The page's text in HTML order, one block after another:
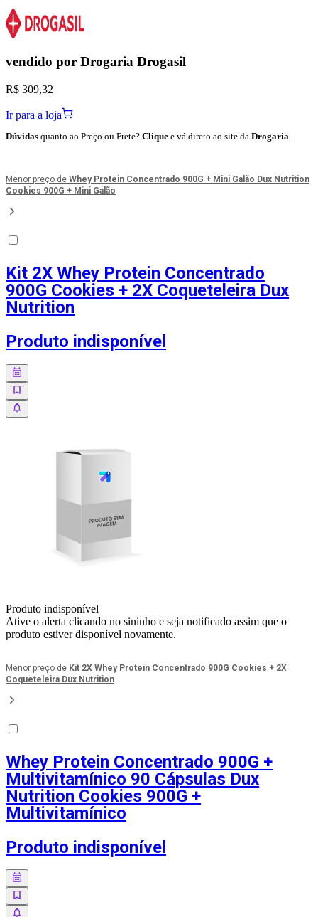
vendido por Drogaria Drogasil
R$ 309,32
Ir para a loja
Dúvidas quanto ao Preço ou Frete? Clique e vá direto ao site da Drogaria.
Menor preço de Whey Protein Concentrado 900G + Mini Galão Dux Nutrition
Cookies 900G + Mini Galão
Kit 2X Whey Protein Concentrado
900G Cookies + 2X Coqueteleira Dux
Nutrition
Produto indisponível
Produto indisponível
Ative o alerta clicando no sininho e seja notificado assim que o
produto estiver disponível novamente.
Menor preço de Kit 2X Whey Protein Concentrado 900G Cookies + 2X
Coqueteleira Dux Nutrition
Whey Protein Concentrado 900G +
Multivitamínico 90 Cápsulas Dux
Nutrition Cookies 900G +
Multivitamínico
Produto indisponível